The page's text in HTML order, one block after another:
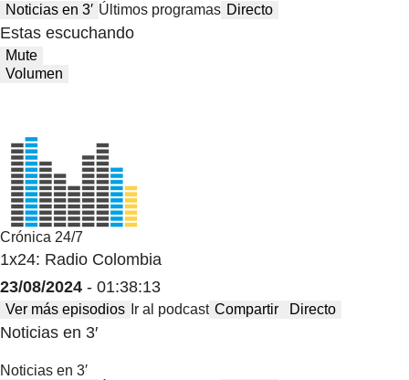
Noticias en 3′ Últimos programas Directo
Estas escuchando
Mute
Volumen
Crónica 24/7
1x24: Radio Colombia
23/08/2024 - 01:38:13
Ver más episodios Ir al podcast Compartir Directo
Noticias en 3′
Noticias en 3′